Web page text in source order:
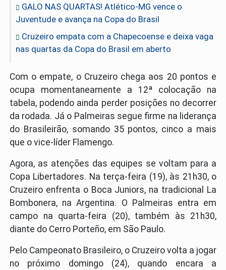
GALO NAS QUARTAS! Atlético-MG vence o
Juventude e avança na Copa do Brasil
Cruzeiro empata com a Chapecoense e deixa vaga
nas quartas da Copa do Brasil em aberto
Com o empate, o Cruzeiro chega aos 20 pontos e
ocupa momentaneamente a 12ª colocação na
tabela, podendo ainda perder posições no decorrer
da rodada. Já o Palmeiras segue firme na liderança
do Brasileirão, somando 35 pontos, cinco a mais
que o vice-líder Flamengo.
Agora, as atenções das equipes se voltam para a
Copa Libertadores. Na terça-feira (19), às 21h30, o
Cruzeiro enfrenta o Boca Juniors, na tradicional La
Bombonera, na Argentina. O Palmeiras entra em
campo na quarta-feira (20), também às 21h30,
diante do Cerro Porteño, em São Paulo.
Pelo Campeonato Brasileiro, o Cruzeiro volta a jogar
no próximo domingo (24), quando encara a